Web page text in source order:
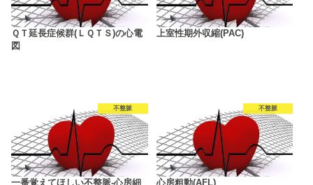
ＱＴ延長症候群(ＬＱＴＳ)の心電
図
上室性期外収縮(PAC)
不整脈
一番覚えてほしい不整脈‐心房細
不整脈
心房粗動(AFL)